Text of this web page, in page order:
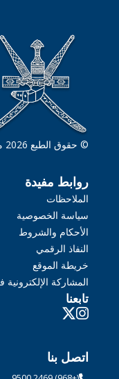
© حقوق الطبع 2026 محفوظة لدى وزارة الخارجية
روابط مفيدة
الملاحظات
سياسة الخصوصية
الأحكام والشروط
النفاذ الرقمي
خريطة الموقع
المشاركة
تابعنا
اتصل بنا